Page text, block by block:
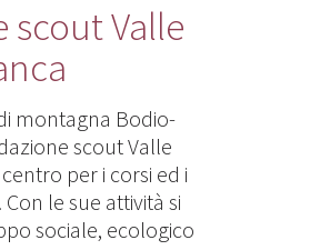
scout Valle
montagna Bodio-
scout Valle
per i corsi ed i
le sue attività si
sociale, ecologico